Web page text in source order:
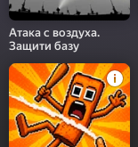
Атака с воздуха.
Защити базу